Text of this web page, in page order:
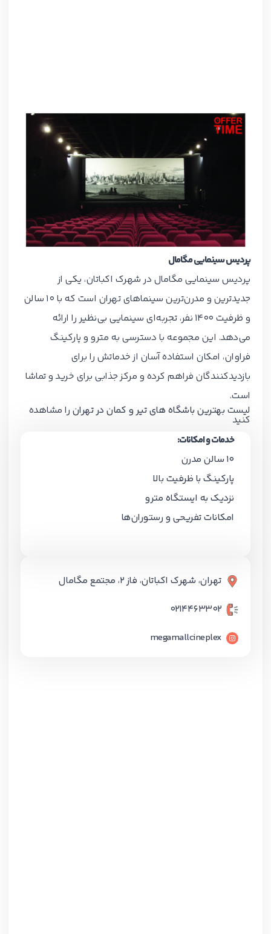
پردیس سینمایی مگامال
پردیس سینمایی مگامال در شهرک اکباتان، یکی از
جدیدترین و مدرن‌ترین سینماهای تهران است که با 10 سالن
و ظرفیت 1400 نفر، تجربه‌ای سینمایی بی‌نظیر را ارائه
می‌دهد. این مجموعه با دسترسی به مترو و پارکینگ
فراوان، امکان استفاده آسان از خدماتش را برای
بازدیدکنندگان فراهم کرده و مرکز جذابی برای خرید و تماشا
است.
لیست بهترین باشگاه های تیر و کمان در تهران را مشاهده
کنید
خدمات و امکانات:
10 سالن مدرن
پارکینگ با ظرفیت بالا
نزدیک به ایستگاه مترو
امکانات تفریحی و رستوران‌ها
تهران، شهرک اکباتان، فاز 2، مجتمع مگامال
٠٢١٤٤٦٣٣٠٢
megamallcineplex